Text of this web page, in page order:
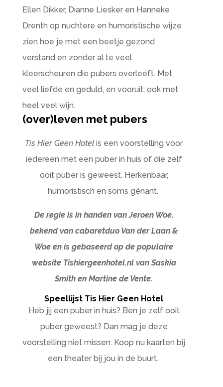
Ellen Dikker, Dianne Liesker en Hanneke
Drenth op nuchtere en humoristische wijze
zien hoe je met een beetje gezond
verstand en zonder al te veel
kleerscheuren die pubers overleeft. Met
veel liefde en geduld, en vooruit, ook met
heel veel wijn.
(over)leven met pubers
Tis Hier Geen Hotel is een voorstelling voor
iedereen met een puber in huis of die zelf
ooit puber is geweest. Herkenbaar,
humoristisch en soms gênant.
De regie is in handen van Jeroen Woe,
bekend van cabaretduo Van der Laan &
Woe en is gebaseerd op de populaire
website Tishiergeenhotel.nl van Saskia
Smith en Martine de Vente.
Speellijst Tis Hier Geen Hotel
Heb jij een puber in huis? Ben je zelf ooit
puber geweest? Dan mag je deze
voorstelling niet missen. Koop nu kaarten bij
een theater bij jou in de buurt.